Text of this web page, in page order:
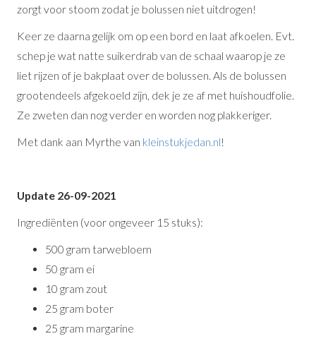
zorgt voor stoom zodat je bolussen niet uitdrogen!
Keer ze daarna gelijk om op een bord en laat afkoelen. Evt.
schep je wat natte suikerdrab van de schaal waarop je ze
liet rijzen of je bakplaat over de bolussen. Als de bolussen
grootendeels afgekoeld zijn, dek je ze af met huishoudfolie.
Ze zweten dan nog verder en worden nog plakkeriger.
Met dank aan Myrthe van kleinstukjedan.nl!
Update 26-09-2021
Ingrediënten (voor ongeveer 15 stuks):
500 gram tarwebloem
50 gram ei
10 gram zout
25 gram boter
25 gram margarine